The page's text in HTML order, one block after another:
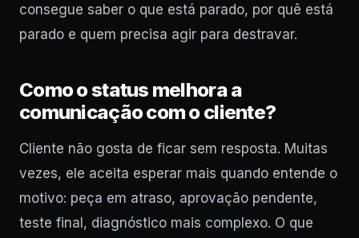
consegue saber o que está parado, por quê está
parado e quem precisa agir para destravar.
Como o status melhora a
comunicação com o cliente?
Cliente não gosta de ficar sem resposta. Muitas
vezes, ele aceita esperar mais quando entende o
motivo: peça em atraso, aprovação pendente,
teste final, diagnóstico mais complexo. O que